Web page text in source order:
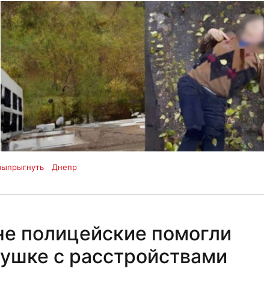
Днепр
полицейские помогли
с расстройствами